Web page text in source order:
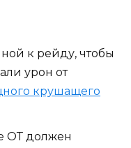
к рейду, чтобы
урон от
крушащего
ОТ должен